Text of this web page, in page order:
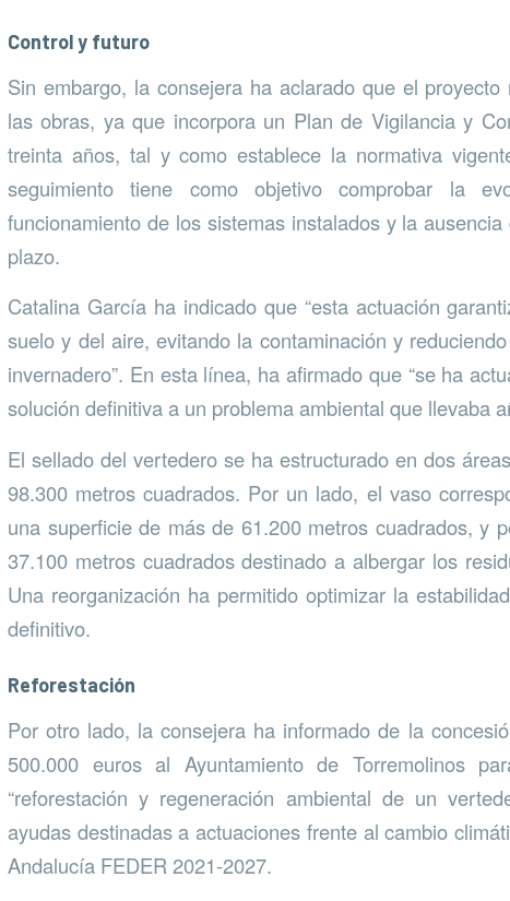
Control y futuro
Sin embargo, la consejera ha aclarado que el
las obras, ya que incorpora un Plan de Vigilancia y
treinta años, tal y como establece la normativa
seguimiento tiene como objetivo comprobar la
funcionamiento de los sistemas instalados y la
plazo.
Catalina García ha indicado que “esta actuación
suelo y del aire, evitando la contaminación y
invernadero”. En esta línea, ha afirmado que “se ha
solución definitiva a un problema ambiental que llevaba
El sellado del vertedero se ha estructurado en dos
98.300 metros cuadrados. Por un lado, el vaso
una superficie de más de 61.200 metros cuadrados, y
37.100 metros cuadrados destinado a albergar los
Una reorganización ha permitido optimizar la
definitivo.
Reforestación
Por otro lado, la consejera ha informado de la
500.000 euros al Ayuntamiento de Torremolinos
“reforestación y regeneración ambiental de un
ayudas destinadas a actuaciones frente al cambio
Andalucía FEDER 2021-2027.